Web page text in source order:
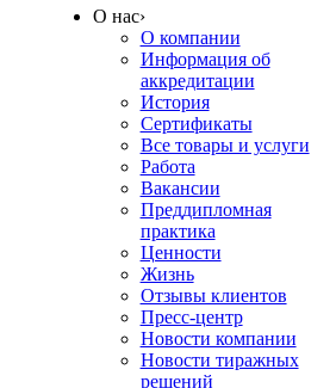
О нас›
О компании
Информация об
аккредитации
История
Сертификаты
Все товары и услуги
Работа
Вакансии
Преддипломная
практика
Ценности
Жизнь
Отзывы клиентов
Пресс-центр
Новости компании
Новости тиражных
решений